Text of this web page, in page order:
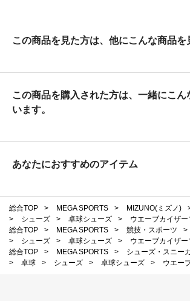
この商品を見た方は、他にこんな商品を
この商品を購入された方は、一緒にこん
います。
あなたにおすすめのアイテム
総合TOP > MEGA SPORTS > MIZUNO(ミズノ)
>
シューズ > 卓球シューズ >
ウエーブカイザ
総合TOP
> MEGA SPORTS > 競技・スポーツ >
>
シューズ > 卓球シューズ >
ウエーブカイザ
総合TOP
> MEGA SPORTS >
シューズ・スニー
>
卓球 > シューズ > 卓球シューズ > ウエー